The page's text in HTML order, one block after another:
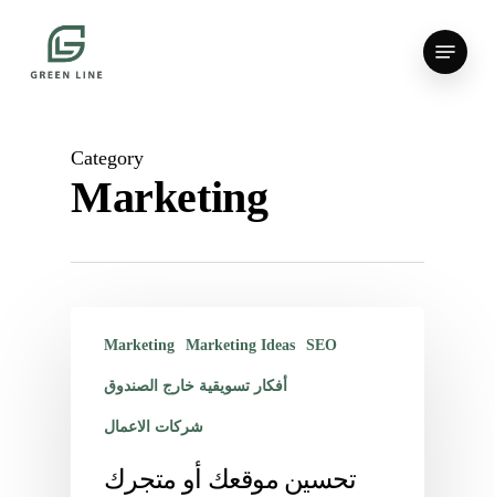
main
Menu
Category
Marketing
Marketing Marketing Ideas SEO
أفكار تسويقية خارج الصندوق
شركات الاعمال
تحسين موقعك أو متجرك